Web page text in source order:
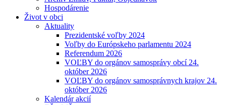
Hospodárenie
Život v obci
Aktuality
Prezidentské voľby 2024
Voľby do Európskeho parlamentu 2024
Referendum 2026
VOĽBY do orgánov samosprávy obcí 24.
október 2026
VOĽBY do orgánov samosprávnych krajov 24.
október 2026
Kalendár akcií